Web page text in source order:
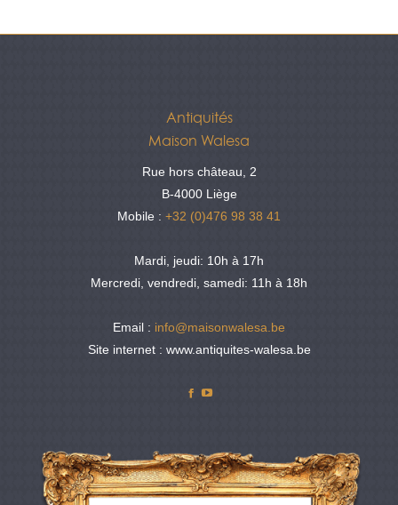
Antiquités
Maison Walesa
Rue hors château, 2
B-4000 Liège
Mobile : +32 (0)476 98 38 41
Mardi, jeudi: 10h à 17h
Mercredi, vendredi, samedi: 11h à 18h
Email : info@maisonwalesa.be
Site internet : www.antiquites-walesa.be
Facebook